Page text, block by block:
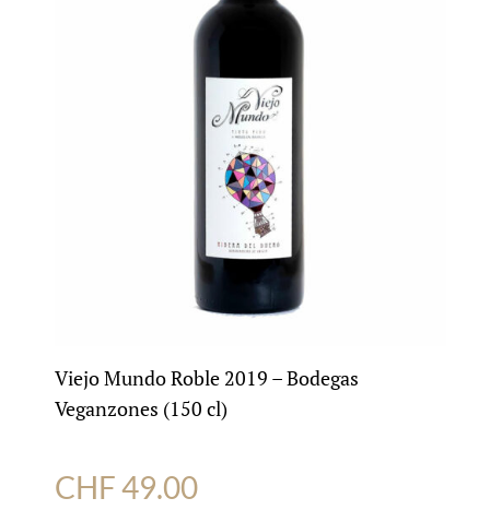
Viejo Mundo Roble 2019 – Bodegas
Veganzones (150 cl)
CHF49.00